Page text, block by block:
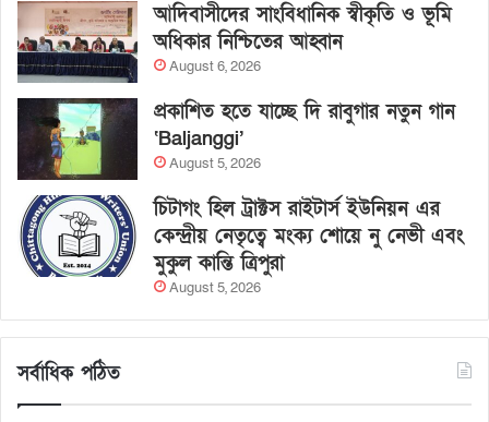
আদিবাসীদের সাংবিধানিক স্বীকৃতি ও ভূমি
অধিকার নিশ্চিতের আহ্বান
August 6, 2026
প্রকাশিত হতে যাচ্ছে দি রাবুগার নতুন গান
‘Baljanggi’
August 5, 2026
চিটাগং হিল ট্রাক্টস রাইটার্স ইউনিয়ন এর
কেন্দ্রীয় নেতৃত্বে মংক্য শোয়ে নু নেভী এবং
মুকুল কান্তি ত্রিপুরা
August 5, 2026
সর্বাধিক পঠিত